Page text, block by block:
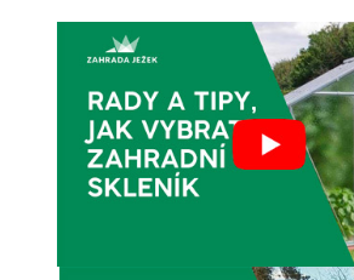
k
y
v
ý
p
i
s